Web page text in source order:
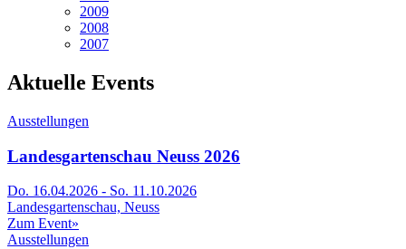
2009
2008
2007
Aktuelle Events
Ausstellungen
Landesgartenschau Neuss 2026
Do. 16.04.2026 - So. 11.10.2026
Landesgartenschau, Neuss
Zum Event»
Ausstellungen